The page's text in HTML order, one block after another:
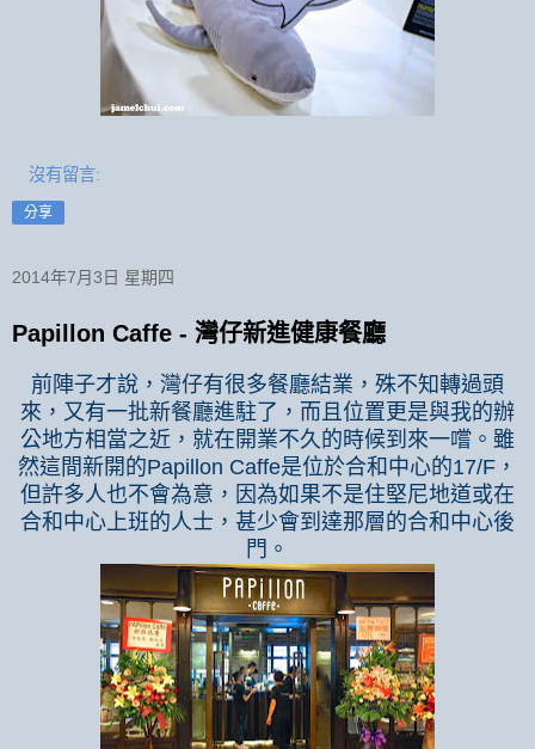
沒有留言:
分享
2014年7月3日 星期四
Papillon Caffe - 灣仔新進健康餐廳
前陣子才說，灣仔有很多餐廳結業，殊不知轉過頭
來，又有一批新餐廳進駐了，而且位置更是與我的辦
公地方相當之近，就在開業不久的時候到來一嚐。雖
然這間新開的Papillon Caffe是位於合和中心的17/F ，
但許多人也不會為意，因為如果不是住堅尼地道或在
合和中心上班的人士，甚少會到達那層的合和中心後
門。